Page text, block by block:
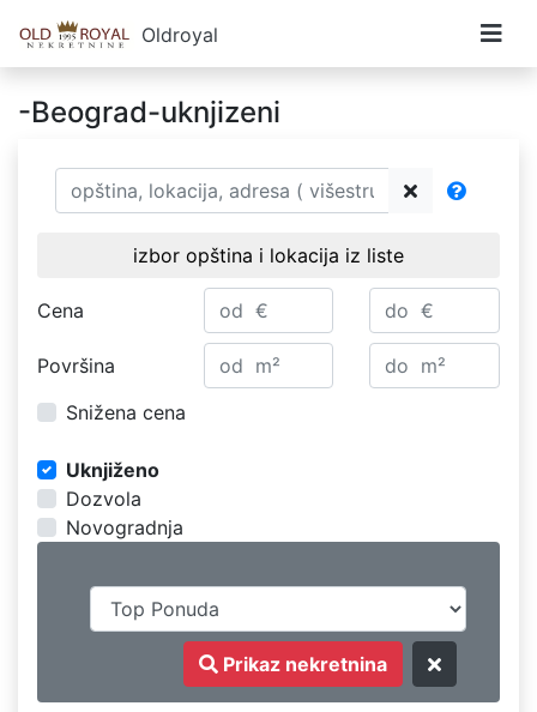
Oldroyal
-Beograd-uknjizeni
izbor opština i lokacija iz liste
Cena
Površina
Snižena cena
Uknjiženo
Dozvola
Novogradnja
Prikaz nekretnina